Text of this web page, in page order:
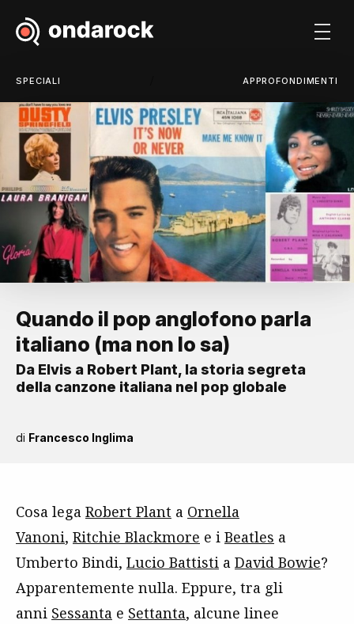
SPECIALI APPROFONDIMENTI
Quando il pop anglofono parla
italiano (ma non lo sa)
Da Elvis a Robert Plant, la storia segreta
della canzone italiana nel pop globale
di Francesco Inglima
Cosa lega Robert Plant a Ornella
Vanoni, Ritchie Blackmore e i Beatles a
Umberto Bindi, Lucio Battisti a David Bowie?
Apparentemente nulla. Eppure, tra gli
anni Sessanta e Settanta, alcune linee